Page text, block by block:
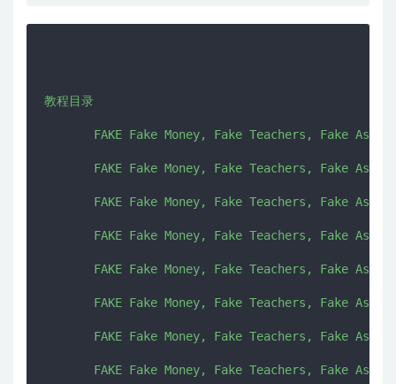
教程目录
FAKE Fake Money, Fake Teachers, Fake
FAKE Fake Money, Fake Teachers, Fake
FAKE Fake Money, Fake Teachers, Fake
FAKE Fake Money, Fake Teachers, Fake
FAKE Fake Money, Fake Teachers, Fake
FAKE Fake Money, Fake Teachers, Fake
FAKE Fake Money, Fake Teachers, Fake
FAKE Fake Money, Fake Teachers, Fake